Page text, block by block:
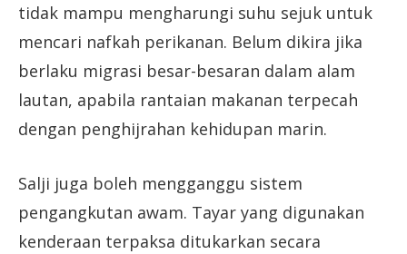
tidak mampu mengharungi suhu sejuk untuk
mencari nafkah perikanan. Belum dikira jika
berlaku migrasi besar-besaran dalam alam
lautan, apabila rantaian makanan terpecah
dengan penghijrahan kehidupan marin.
Salji juga boleh mengganggu sistem
pengangkutan awam. Tayar yang digunakan
kenderaan terpaksa ditukarkan secara